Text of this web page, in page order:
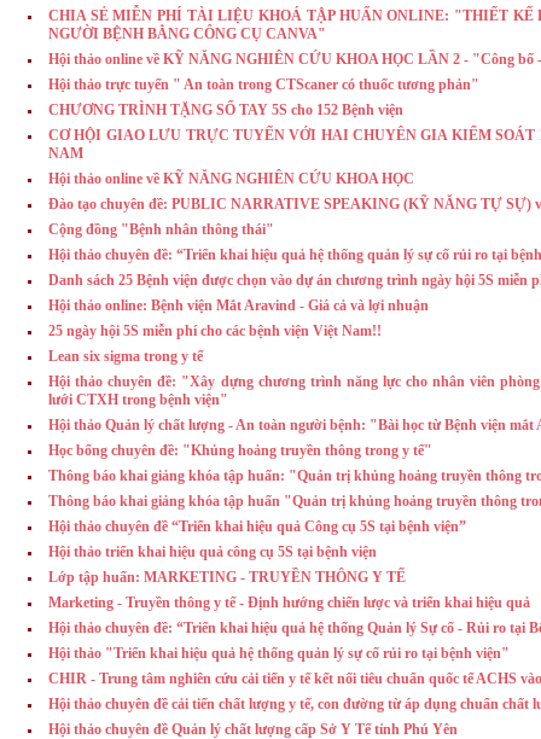
CHIA SẺ MIỄN PHÍ TÀI LIỆU KHOÁ TẬP HUẤN ONLINE: "THIẾT KẾ
NGƯỜI BỆNH BẰNG CÔNG CỤ CANVA"
Hội thảo online về KỸ NĂNG NGHIÊN CỨU KHOA HỌC LẦN 2 - "Công bố
Hội thảo trực tuyến " An toàn trong CTScaner có thuốc tương phản"
CHƯƠNG TRÌNH TẶNG SỔ TAY 5S cho 152 Bệnh viện
CƠ HỘI GIAO LƯU TRỰC TUYẾN VỚI HAI CHUYÊN GIA KIỂM
NAM
Hội thảo online về KỸ NĂNG NGHIÊN CỨU KHOA HỌC
Đào tạo chuyên đề: PUBLIC NARRATIVE SPEAKING (KỸ NĂNG TỰ SỰ)
Cộng đồng "Bệnh nhân thông thái"
Hội thảo chuyên đề: “Triển khai hiệu quả hệ thống quản lý sự cố rủi ro tại
Danh sách 25 Bệnh viện được chọn vào dự án chương trình ngày hội 5S miễn
Hội thảo online: Bệnh viện Mắt Aravind - Giá cả và lợi nhuận
25 ngày hội 5S miễn phí cho các bệnh viện Việt Nam!!
Lean six sigma trong y tế
Hội thảo chuyên đề: "Xây dựng chương trình năng lực cho nhân viên
lưới CTXH trong bệnh viện"
Hội thảo Quản lý chất lượng - An toàn người bệnh: "Bài học từ Bệnh viện
Học bổng chuyên đề: "Khủng hoảng truyền thông trong y tế"
Thông báo khai giảng khóa tập huấn: "Quản trị khủng hoảng truyền thông
Thông báo khai giảng khóa tập huấn "Quản trị khủng hoảng truyền thông
Hội thảo chuyên đề “Triển khai hiệu quả Công cụ 5S tại bệnh viện”
Hội thảo triển khai hiệu quả công cụ 5S tại bệnh viện
Lớp tập huấn: MARKETING - TRUYỀN THÔNG Y TẾ
Marketing - Truyền thông y tế - Định hướng chiến lược và triển khai hiệu quả
Hội thảo chuyên đề: “Triển khai hiệu quả hệ thống Quản lý Sự cố - Rủi ro tại
Hội thảo "Triển khai hiệu quả hệ thống quản lý sự cố rủi ro tại bệnh viện"
CHIR - Trung tâm nghiên cứu cải tiến y tế kết nối tiêu chuẩn quốc tế ACHS
Hội thảo chuyên đề cải tiến chất lượng y tế, con đường từ áp dụng chuẩn chất
Hội thảo chuyên đề Quản lý chất lượng cấp Sở Y Tế tỉnh Phú Yên